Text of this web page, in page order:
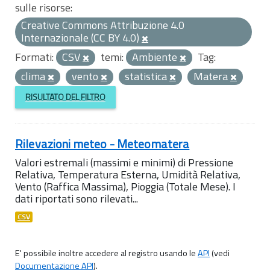
sulle risorse:
Creative Commons Attribuzione 4.0
Internazionale (CC BY 4.0)
Formati: CSV temi: Ambiente
Tag:
clima
vento statistica Matera
RISULTATO DEL FILTRO
Rilevazioni meteo - Meteomatera
Valori estremali (massimi e minimi) di Pressione
Relativa, Temperatura Esterna, Umidità Relativa,
Vento (Raffica Massima), Pioggia (Totale Mese). I
dati riportati sono rilevati...
CSV
E' possibile inoltre accedere al registro usando leAPI(vedi
Documentazione API).